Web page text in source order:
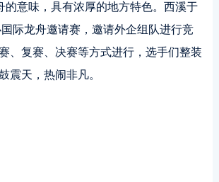
的意味，具有浓厚的地方特色。西溪于
际龙舟邀请赛，邀请外企组队进行竞
、复赛、决赛等方式进行，选手们整装
震天，热闹非凡。